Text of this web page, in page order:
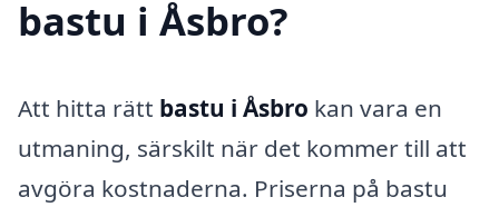
bastu i Åsbro?
Att hitta rätt bastu i Åsbro kan vara en
utmaning, särskilt när det kommer till att
avgöra kostnaderna. Priserna på bastu